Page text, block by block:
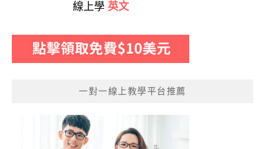
線上學 英文
一對一線上教學平台推薦